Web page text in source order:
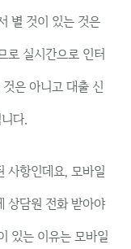
별 것이 있는 것은
로 실시간으로 인터
은 아니고 대출 신
다.
사항인데요, 모바일
상담원 전화 받아야
있는 이유는 모바일